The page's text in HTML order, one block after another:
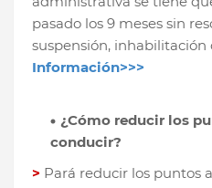
pasado los 9 meses sin
suspensión, inhabilitación
Información>>>
¿Cómo reducir los
conducir?
> Pará reducir los puntos